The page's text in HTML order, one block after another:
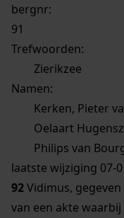
bergnr:
91
Trefwoorden:
Zierikzee
Namen:
Kerken, Pieter
Oelaart
Philips van
laatste wijziging 07-
92Vidimus,
van een akte